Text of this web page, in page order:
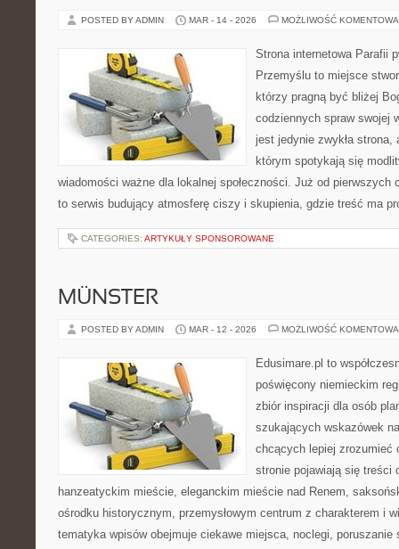
POSTED BY ADMIN MAR - 14 - 2026 MOŻLIWOŚĆ
Strona internetowa Parafii
Przemyślu to miejsce
którzy pragną być bliżej
codziennych spraw swojej
jest jedynie zwykła strona,
którym spotykają się
wiadomości ważne dla lokalnej społeczności. Już od pierwszych
to serwis budujący atmosferę ciszy i skupienia, gdzie treść ma
CATEGORIES: ARTYKUŁY SPONSOROWANE
MÜNSTER
POSTED BY ADMIN MAR - 12 - 2026 MOŻLIWOŚĆ
Edusimare.pl to
poświęcony niemieckim
zbiór inspiracji dla osób
szukających wskazówek
chcących lepiej zrozumieć
stronie pojawiają się treści
hanzeatyckim mieście, eleganckim mieście nad Renem,
ośrodku historycznym, przemysłowym centrum z charakterem i
tematyka wpisów obejmuje ciekawe miejsca, noclegi,